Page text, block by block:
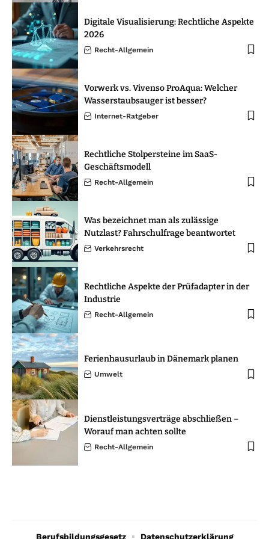
Digitale Visualisierung: Rechtliche Aspekte
2026
Recht-Allgemein
Vorwerk vs. Vivenso ProAqua: Welcher
Wasserstaubsauger ist besser?
Internet-Ratgeber
Rechtliche Stolpersteine im SaaS-
Geschäftsmodell
Recht-Allgemein
Was bezeichnet man als zulässige
Nutzlast? Fahrschulfrage beantwortet
Verkehrsrecht
Rechtliche Aspekte der Prüfadapter in der
Industrie
Recht-Allgemein
Ferienhausurlaub in Dänemark planen
Umwelt
Dienstleistungsverträge abschließen –
Worauf man achten sollte
Recht-Allgemein
Berufsbildungsgesetz Datenschutzerklärung